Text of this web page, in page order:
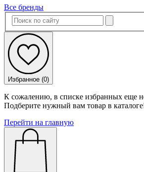
Все бренды
Избранное (0)
К сожалению, в списке избранных еще
Подберите нужный вам товар в
Перейти на главную